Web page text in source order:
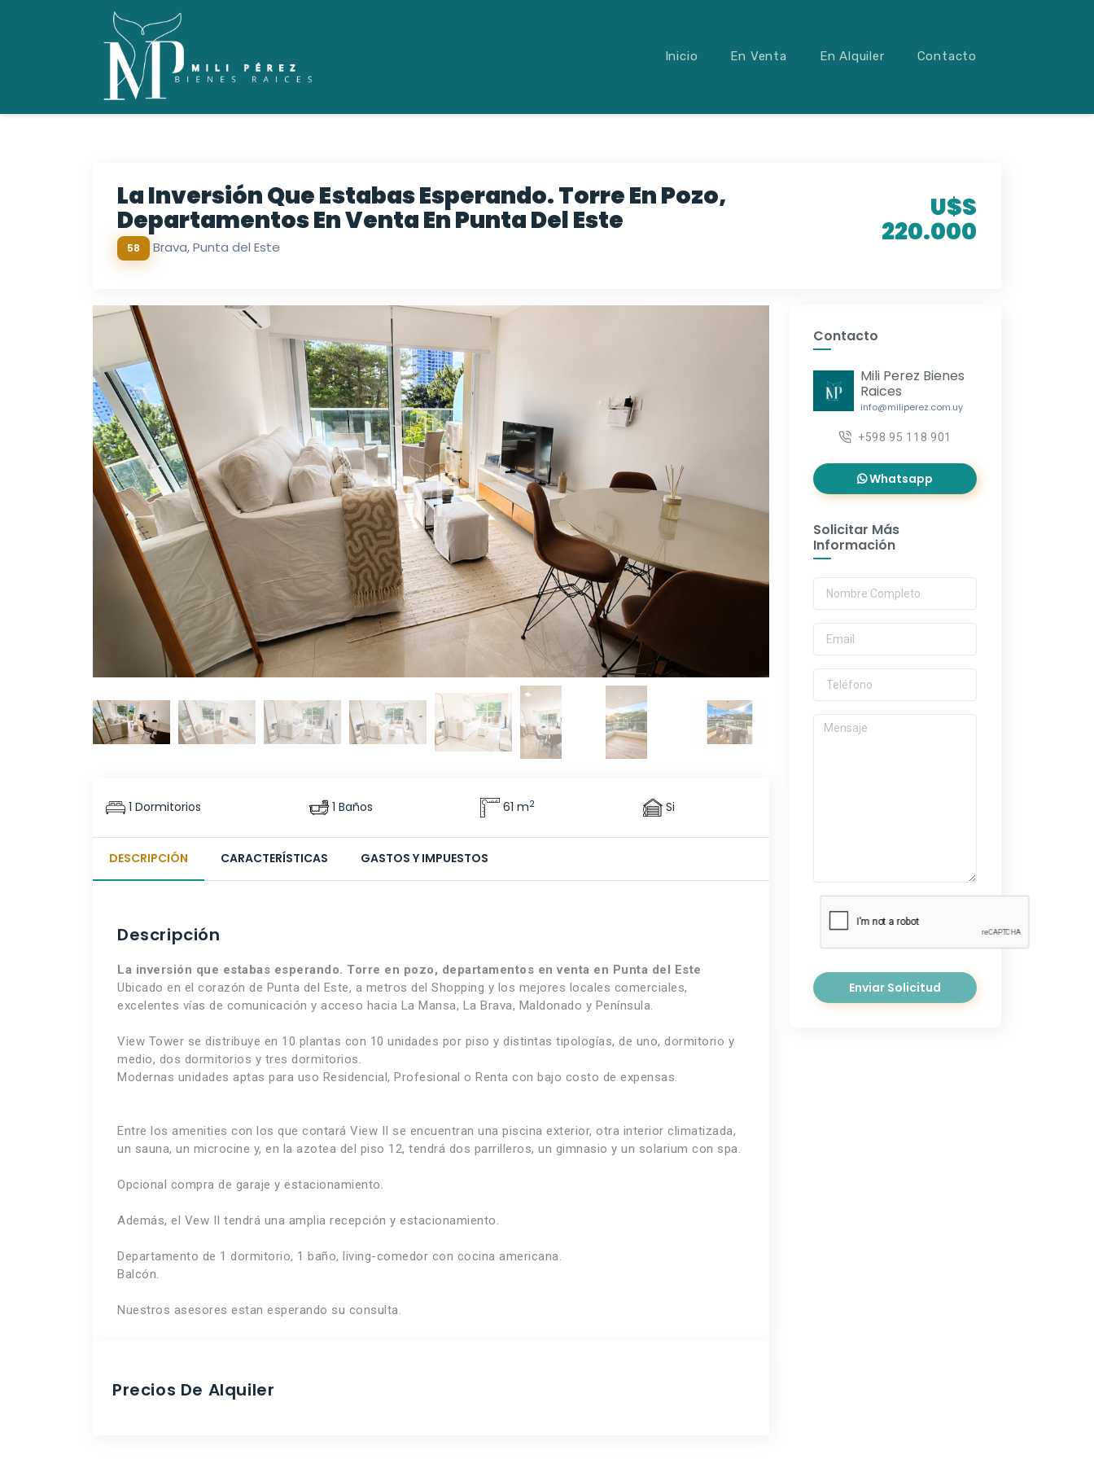
Inicio En Venta En Alquiler Contacto
La Inversión Que Estabas Esperando. Torre En Pozo,
Departamentos En Venta En Punta Del Este
58 Brava, Punta del Este
U$S
220.000
1 Dormitorios 1 Baños 61 m2 Si
DESCRIPCIÓN CARACTERÍSTICAS GASTOS Y IMPUESTOS
Descripción
La inversión que estabas esperando. Torre en pozo, departamentos en venta en Punta del Este
Ubicado en el corazón de Punta del Este, a metros del Shopping y los mejores locales comerciales,
excelentes vías de comunicación y acceso hacia La Mansa, La Brava, Maldonado y Península.
View Tower se distribuye en 10 plantas con 10 unidades por piso y distintas tipologías, de uno, dormitorio y
medio, dos dormitorios y tres dormitorios.
Modernas unidades aptas para uso Residencial, Profesional o Renta con bajo costo de expensas.
Entre los amenities con los que contará View II se encuentran una piscina exterior, otra interior climatizada,
un sauna, un microcine y, en la azotea del piso 12, tendrá dos parrilleros, un gimnasio y un solarium con spa.
Opcional compra de garaje y estacionamiento.
Además, el Vew II tendrá una amplia recepción y estacionamiento.
Departamento de 1 dormitorio, 1 baño, living-comedor con cocina americana.
Balcón.
Nuestros asesores estan esperando su consulta.
Precios De Alquiler
Contacto
Mili Perez Bienes
Raices
info@miliperez.com.uy
+598 95 118 901
Whatsapp
Solicitar Más
Información
Enviar Solicitud